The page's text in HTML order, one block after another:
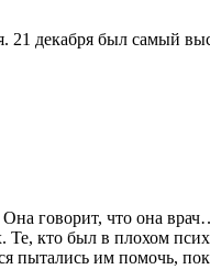
21 декабря был самый
Она говорит, что она
кто был в плохом
пытались им помочь,